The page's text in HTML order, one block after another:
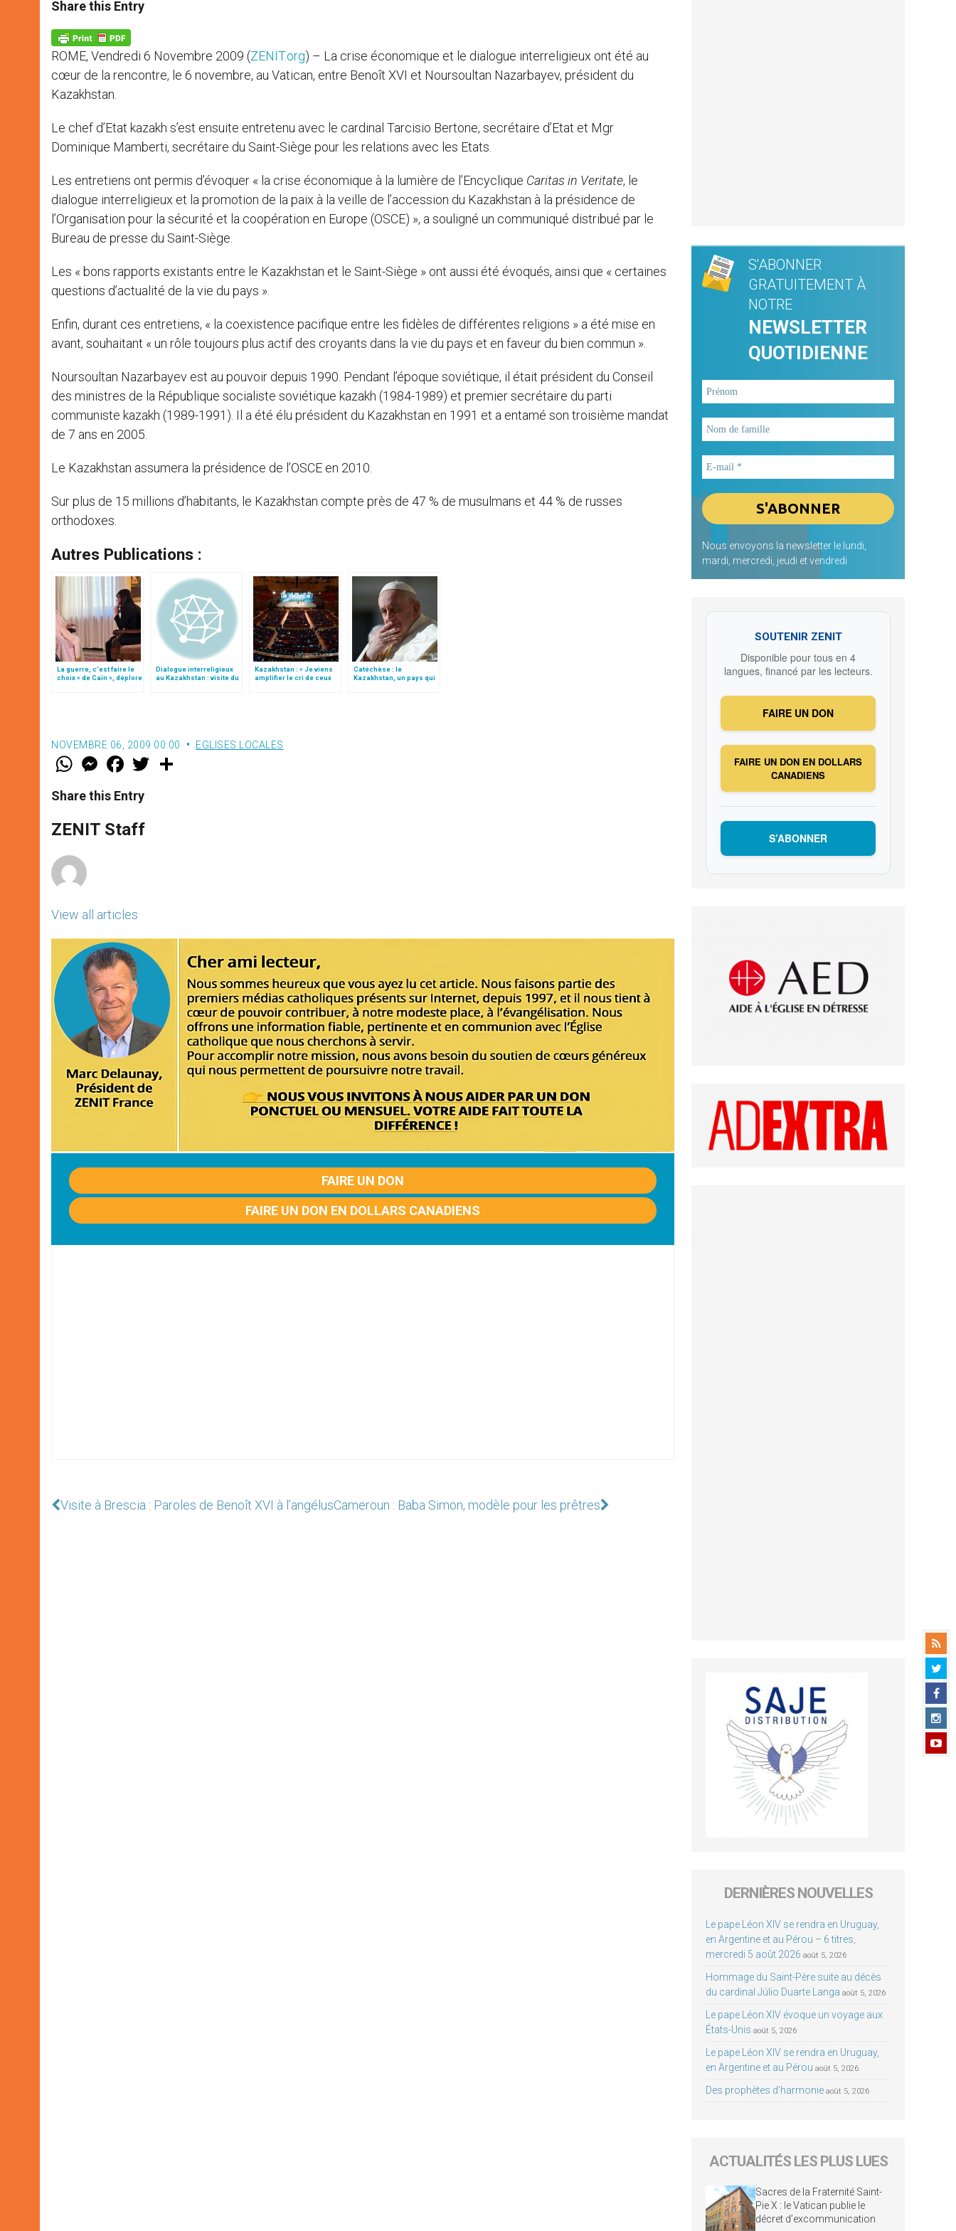
s
p
p
e
g
e
r
b
k
Share this Entry
ROME, Vendredi 6 Novembre 2009 (ZENIT.org) – La crise économique et le dialogue interreligieux ont été au
cœur de la rencontre, le 6 novembre, au Vatican, entre Benoît XVI et Noursoultan Nazarbayev, président du
Kazakhstan.
Le chef d’Etat kazakh s’est ensuite entretenu avec le cardinal Tarcisio Bertone, secrétaire d’Etat et Mgr
Dominique Mamberti, secrétaire du Saint-Siège pour les relations avec les Etats.
Les entretiens ont permis d’évoquer « la crise économique à la lumière de l’Encyclique Caritas in Veritate, le
dialogue interreligieux et la promotion de la paix à la veille de l’accession du Kazakhstan à la présidence de
l’Organisation pour la sécurité et la coopération en Europe (OSCE) », a souligné un communiqué distribué par le
Bureau de presse du Saint-Siège.
Les « bons rapports existants entre le Kazakhstan et le Saint-Siège » ont aussi été évoqués, ainsi que « certaines
questions d’actualité de la vie du pays ».
Enfin, durant ces entretiens, « la coexistence pacifique entre les fidèles de différentes religions » a été mise en
avant, souhaitant « un rôle toujours plus actif des croyants dans la vie du pays et en faveur du bien commun ».
Noursoultan Nazarbayev est au pouvoir depuis 1990. Pendant l’époque soviétique, il était président du Conseil
des ministres de la République socialiste soviétique kazakh (1984-1989) et premier secrétaire du parti
communiste kazakh (1989-1991). Il a été élu président du Kazakhstan en 1991 et a entamé son troisième mandat
de 7 ans en 2005.
Le Kazakhstan assumera la présidence de l’OSCE en 2010.
Sur plus de 15 millions d’habitants, le Kazakhstan compte près de 47 % de musulmans et 44 % de russes
orthodoxes.
Autres Publications :
La guerre, c’est faire le
choix « de Caïn », déplore
Dialogue interreligieux
au Kazakhstan : visite du
Kazakhstan : « Je viens
amplifier le cri de ceux
Catéchèse : le
Kazakhstan, un pays qui
NOVEMBRE 06, 2009 00:00 EGLISES LOCALES
W
t
s
p
p
M
e
s
e
g
e
F
a
e
b
o
k
w
Share this Entry
ZENIT Staff
View all articles
FAIRE UN DON
FAIRE UN DON EN DOLLARS CANADIENS
Visite à Brescia : Paroles de Benoît XVI à l’angélusCameroun : Baba Simon, modèle pour les prêtres
S'ABONNER
GRATUITEMENT À
NOTRE
NEWSLETTER
QUOTIDIENNE
Nous envoyons la newsletter le lundi,
mardi, mercredi, jeudi et vendredi
SOUTENIR ZENIT
Disponible pour tous en 4
langues, financé par les lecteurs.
FAIRE UN DON
FAIRE UN DON EN DOLLARS
CANADIENS
S’ABONNER
DERNIÈRES NOUVELLES
Le pape Léon XIV se rendra en Uruguay,
en Argentine et au Pérou – 6 titres,
mercredi 5 août 2026 août 5, 2026
Hommage du Saint-Père suite au décès
du cardinal Júlio Duarte Langa août 5, 2026
Le pape Léon XIV évoque un voyage aux
États-Unis août 5, 2026
Le pape Léon XIV se rendra en Uruguay,
en Argentine et au Pérou août 5, 2026
Des prophètes d’harmonie août 5, 2026
ACTUALITÉS LES PLUS LUES
Sacres de la Fraternité Saint-
Pie X : le Vatican publie le
décret d’excommunication